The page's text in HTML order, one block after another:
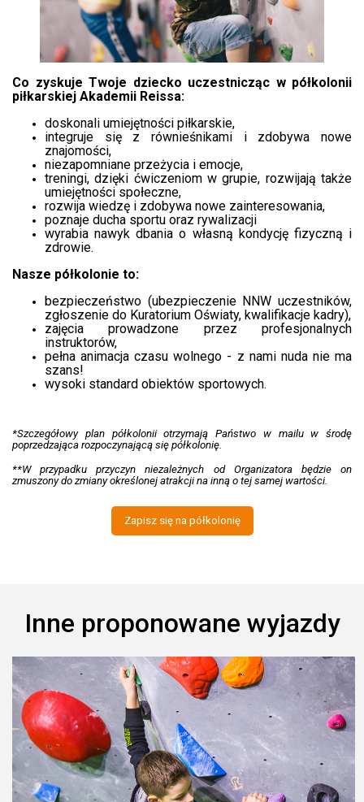
Co zyskuje Twoje dziecko uczestnicząc w półkolonii
piłkarskiej Akademii Reissa:
doskonali umiejętności piłkarskie,
integruje się z równieśnikami i zdobywa nowe
znajomości,
niezapomniane przeżycia i emocje,
treningi, dzięki ćwiczeniom w grupie, rozwijają także
umiejętności społeczne,
rozwija wiedzę i zdobywa nowe zainteresowania,
poznaje ducha sportu oraz rywalizacji
wyrabia nawyk dbania o własną kondycję fizyczną i
zdrowie.
Nasze półkolonie to:
bezpieczeństwo (ubezpieczenie NNW uczestników,
zgłoszenie do Kuratorium Oświaty, kwalifikacje kadry),
zajęcia prowadzone przez profesjonalnych
instruktorów,
pełna animacja czasu wolnego - z nami nuda nie ma
szans!
wysoki standard obiektów sportowych.
*Szczegółowy plan półkolonii otrzymają Państwo w mailu w środę
poprzedzająca rozpoczynającą się półkolonię.
**W przypadku przyczyn niezależnych od Organizatora będzie on
zmuszony do zmiany określonej atrakcji na inną o tej samej wartości.
Zapisz się na półkolonię
Inne proponowane wyjazdy